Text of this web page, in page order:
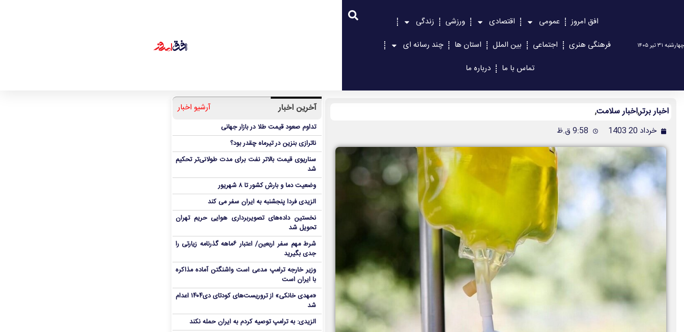
چهارشنبه ۳۱ تیر ۱۴۰۵
افق امروز عمومی اقتصادی ورزشی
زندگی
فرهنگی هنری
اجتماعی بین الملل استان ها
چند رسانه ای
تماس با ما
درباره ما
اخبار برتر,اخبار سلامت,
خرداد 20 1403 9:58 ق.ظ
آخرین اخبار آرشیو اخبار
تداوم صعود قیمت طلا در بازار جهانی
ناترازی بنزین در تیرماه چقدر بود؟
سناریوی قیمت بالاتر نفت برای مدت طولانی‌تر تحکیم
شد
وضعیت دما و بارش کشور تا ۸ شهریور
الزیدی فردا پنجشنبه به ایران سفر می کند
نخستین داده‌های تصویربرداری هوایی حریم تهران
تحویل شد
شرط مهم سفر اربعین/ اعتبار ۶ماهه گذرنامه زیارتی را
جدی بگیرید
وزیر خارجه ترامپ مدعی است واشنگتن آماده مذاکره
با ایران است
«مهدی خانکی» از تروریست‌های کودتای دی۱۴۰۴ اعدام
شد
الزیدی: به ترامپ توصیه کردم به ایران حمله نکند